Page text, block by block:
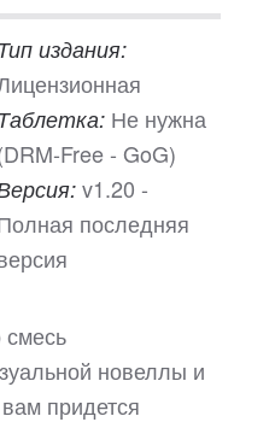
издания:
Не нужна
Free - GoG)
v1.20 -
последняя
смесь
новеллы и
придется